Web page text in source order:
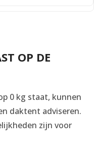
OP DE
0 kg staat, kunnen
daktent adviseren.
zijn voor